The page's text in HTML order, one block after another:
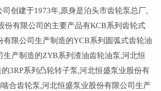
创建于1973年,原身是泊头市齿轮泵总厂,
份有限公司的主要产品有KCB系列齿轮式
有限公司生产制造的YCB系列圆弧式齿轮油
产制造的ZYB系列渣油齿轮油泵,河北恒
3RP系列凸轮转子泵,河北恒盛泵业股份有
合齿轮泵,河北恒盛泵业股份有限公司生产